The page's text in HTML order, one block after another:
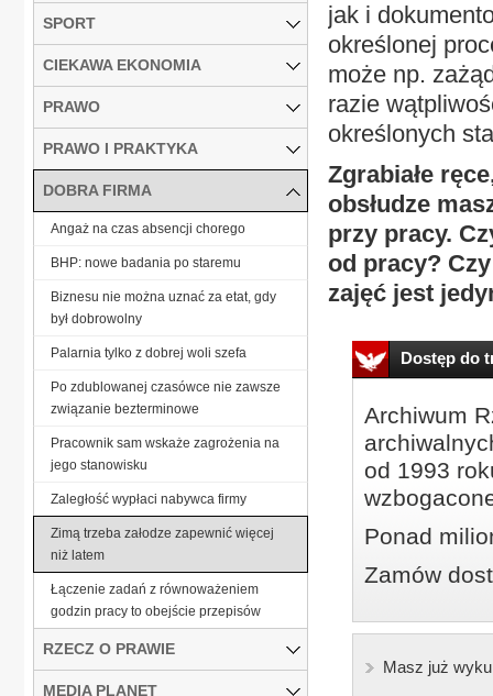
jak i
określonej
może np.
razie
określonych
Zgrabiałe
obsłudze
przy pracy.
od pracy?
zajęć jest
Dostęp do
Archiwum
od 1993
Ponad
Zamów
Masz już
SPORT
CIEKAWA EKONOMIA
PRAWO
PRAWO I PRAKTYKA
DOBRA FIRMA
Angaż na czas absencji chorego
BHP: nowe badania po staremu
Biznesu nie można uznać za etat, gdy
był dobrowolny
Palarnia tylko z dobrej woli szefa
Po zdublowanej czasówce nie zawsze
związanie bezterminowe
Pracownik sam wskaże zagrożenia na
jego stanowisku
Zaległość wypłaci nabywca firmy
Zimą trzeba załodze zapewnić więcej
niż latem
Łączenie zadań z równoważeniem
godzin pracy to obejście przepisów
RZECZ O PRAWIE
MEDIA PLANET